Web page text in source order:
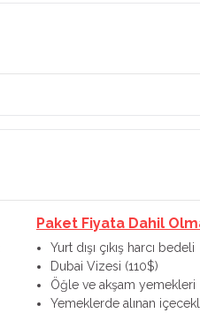
Paket Fiyata Dahil
Yurt dışı çıkış harcı bedeli
Dubai Vizesi (110$)
Öğle ve akşam yemekleri
Yemeklerde alınan